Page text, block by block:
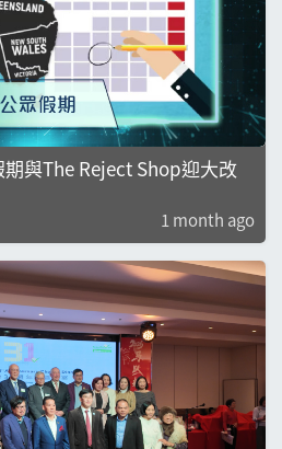
與The Reject Shop迎大改
1 month ago